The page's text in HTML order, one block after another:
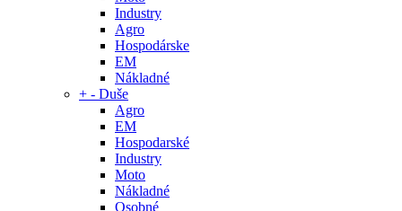
Industry
Agro
Hospodárske
EM
Nákladné
+ - Duše
Agro
EM
Hospodarské
Industry
Moto
Nákladné
Osobné